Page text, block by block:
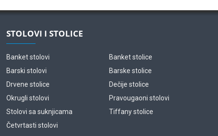
STOLOVI I STOLICE
Banket stolovi
Banket stolice
Barski stolovi
Barske stolice
Drvene stolice
Dečije stolice
Okrugli stolovi
Pravougaoni stolovi
Stolovi sa suknjicama
Tiffany stolice
Četvrtasti stolovi